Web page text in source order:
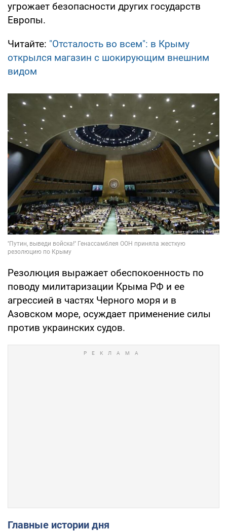
угрожает безопасности других государств
Европы.
Читайте: "Отсталость во всем": в Крыму
открылся магазин с шокирующим внешним
видом
Резолюция выражает обеспокоенность по
поводу милитаризации Крыма РФ и ее
агрессией в частях Черного моря и в
Азовском море, осуждает применение силы
против украинских судов.
Главные истории дня